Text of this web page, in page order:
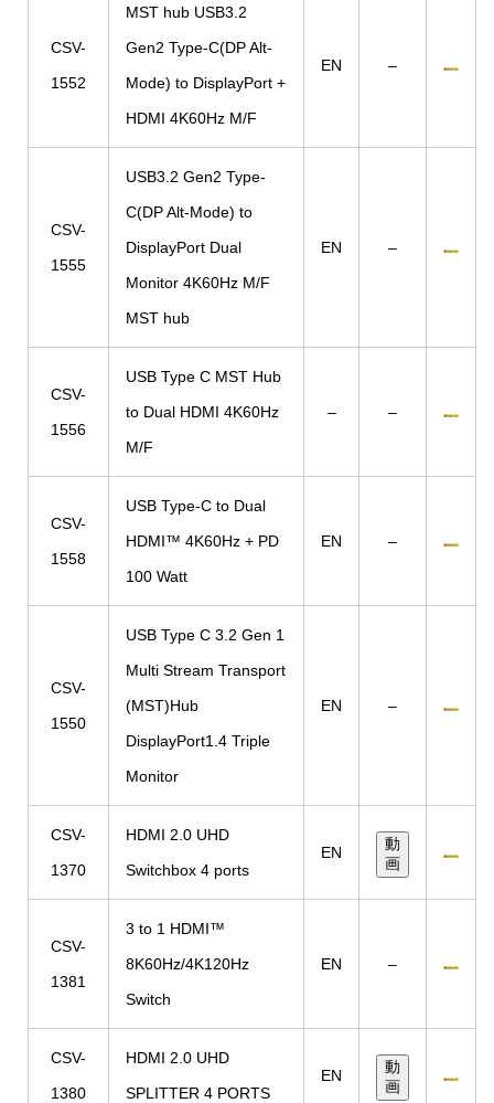
CSV-
1552
MST hub USB3.2
Gen2 Type-C(DP Alt-
Mode) to DisplayPort +
HDMI 4K60Hz M/F
EN –
CSV-
1555
USB3.2 Gen2 Type-
C(DP Alt-Mode) to
DisplayPort Dual
Monitor 4K60Hz M/F
MST hub
EN –
CSV-
1556
USB Type C MST Hub
to Dual HDMI 4K60Hz
M/F
– –
CSV-
1558
USB Type-C to Dual
HDMI™ 4K60Hz + PD
100 Watt
EN –
CSV-
1550
USB Type C 3.2 Gen 1
Multi Stream Transport
(MST)Hub
DisplayPort1.4 Triple
Monitor
EN –
CSV-
1370
HDMI 2.0 UHD
Switchbox 4 ports
EN
動
画
CSV-
1381
3 to 1 HDMI™
8K60Hz/4K120Hz
Switch
EN –
CSV-
1380
HDMI 2.0 UHD
SPLITTER 4 PORTS
EN
動
画